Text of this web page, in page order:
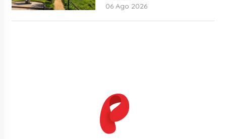
06 Ago 2026